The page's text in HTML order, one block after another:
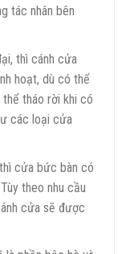
tác nhân bên
thì cánh cửa
hoạt, dù có thể
tháo rời khi có
các loại cửa
cửa bức bàn có
theo nhu cầu
cửa sẽ được